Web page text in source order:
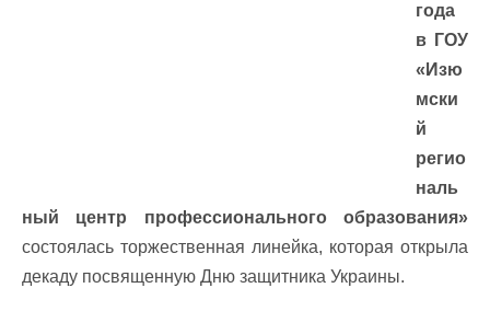
года
в ГОУ
«Изю
мски
й
регио
наль
ный центр профессионального образования»
состоялась торжественная линейка, которая открыла
декаду посвященную Дню защитника Украины.